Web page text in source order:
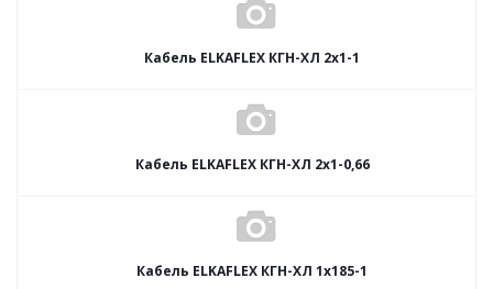
Кабель ELKAFLEX КГН-ХЛ 2x1-1
Кабель ELKAFLEX КГН-ХЛ 2x1-0,66
Кабель ELKAFLEX КГН-ХЛ 1x185-1